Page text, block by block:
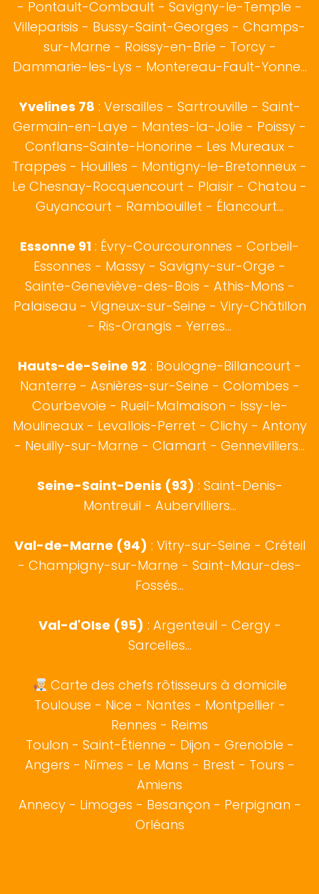
- Pontault-Combault - Savigny-le-Temple -
Villeparisis - Bussy-Saint-Georges - Champs-
sur-Marne - Roissy-en-Brie - Torcy -
Dammarie-les-Lys - Montereau-Fault-Yonne...
Yvelines 78 : Versailles - Sartrouville - Saint-
Germain-en-Laye - Mantes-la-Jolie - Poissy -
Conflans-Sainte-Honorine - Les Mureaux -
Trappes - Houilles - Montigny-le-Bretonneux -
Le Chesnay-Rocquencourt - Plaisir - Chatou -
Guyancourt - Rambouillet - Élancourt...
Essonne 91 : Évry-Courcouronnes - Corbeil-
Essonnes - Massy - Savigny-sur-Orge -
Sainte-Geneviève-des-Bois - Athis-Mons -
Palaiseau - Vigneux-sur-Seine - Viry-Châtillon
- Ris-Orangis - Yerres...
Hauts-de-Seine 92 : Boulogne-Billancourt -
Nanterre - Asnières-sur-Seine - Colombes -
Courbevoie - Rueil-Malmaison - Issy-le-
Moulineaux - Levallois-Perret - Clichy - Antony
- Neuilly-sur-Marne - Clamart - Gennevilliers...
Seine-Saint-Denis (93) : Saint-Denis-
Montreuil - Aubervilliers...
Val-de-Marne (94) : Vitry-sur-Seine - Créteil
- Champigny-sur-Marne - Saint-Maur-des-
Fossés...
Val-d'OIse (95) : Argenteuil - Cergy -
Sarcelles...
Carte des chefs rôtisseurs à domicile
Toulouse - Nice - Nantes - Montpellier-
Rennes - Reims
Toulon - Saint-Étienne - Dijon - Grenoble -
Angers - Nîmes - Le Mans - Brest - Tours -
Amiens
Annecy- Limoges - Besançon - Perpignan -
Orléans